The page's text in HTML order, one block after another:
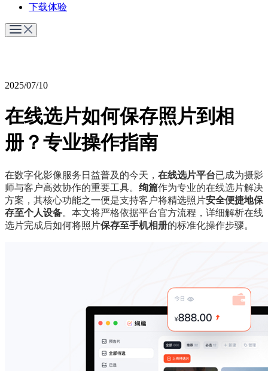
下载体验
2025/07/10
在线选片如何保存照片到相
册？专业操作指南
在数字化影像服务日益普及的今天， 在线选片平台已成为摄影
师与客户高效协作的重要工具。 绚篇作为专业的在线选片解决
方案，其核心功能之一便是支持客户将精选照片安全便捷地保
存至个人设备。本文将严格依据平台官方流程，详细解析在线
选片完成后如何将照片保存至手机相册的标准化操作步骤。